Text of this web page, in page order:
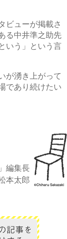
ビューが掲載さ
る中井準之助先
いう」という言
が湧き上がって
であり続けたい
編集長
本太郎